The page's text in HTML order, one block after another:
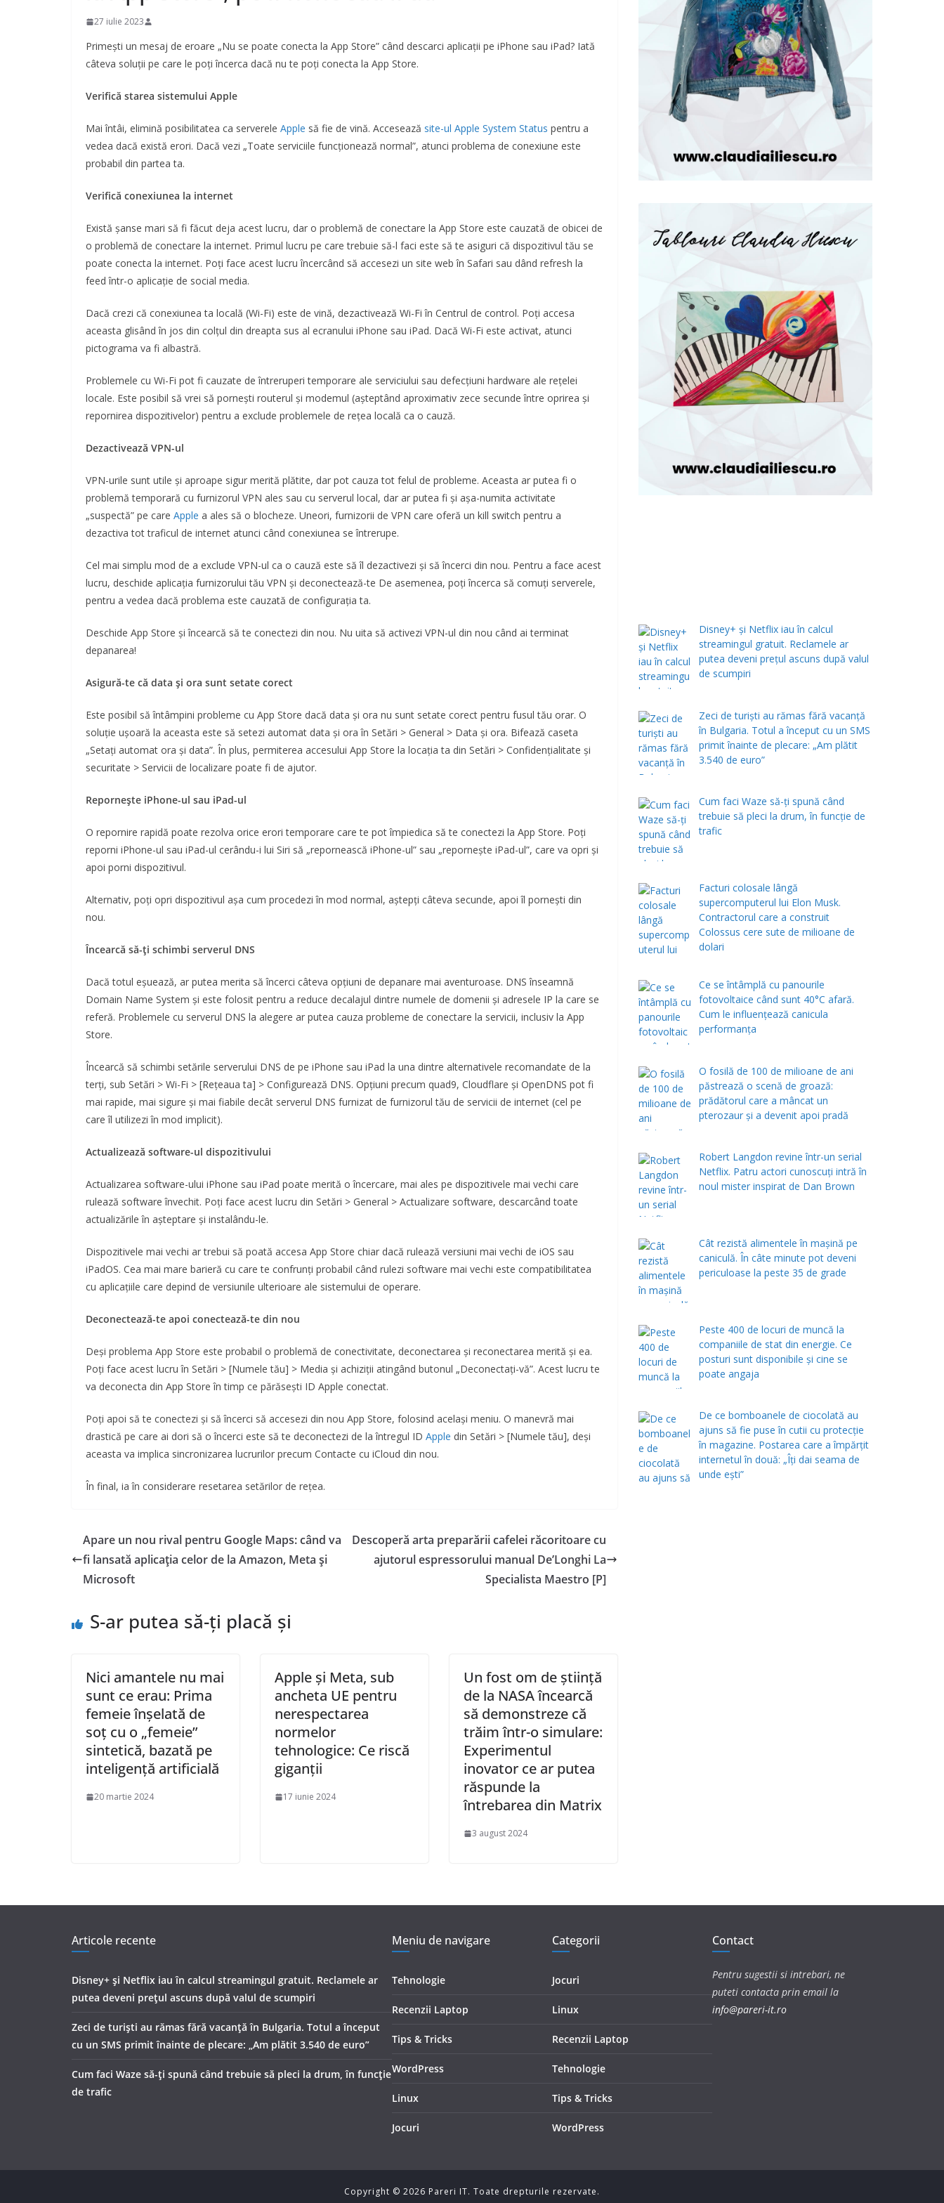
27 iulie 2023
Primești un mesaj de eroare „Nu se poate conecta la App Store” când descarci aplicații pe iPhone sau iPad? Iată
câteva soluții pe care le poți încerca dacă nu te poți conecta la App Store.
Verifică starea sistemului Apple
Mai întâi, elimină posibilitatea ca serverele Apple să fie de vină. Accesează site-ul Apple System Status pentru a
vedea dacă există erori. Dacă vezi „Toate serviciile funcționează normal”, atunci problema de conexiune este
probabil din partea ta.
Verifică conexiunea la internet
Există șanse mari să fi făcut deja acest lucru, dar o problemă de conectare la App Store este cauzată de obicei de
o problemă de conectare la internet. Primul lucru pe care trebuie să-l faci este să te asiguri că dispozitivul tău se
poate conecta la internet. Poți face acest lucru încercând să accesezi un site web în Safari sau dând refresh la
feed într-o aplicație de social media.
Dacă crezi că conexiunea ta locală (Wi-Fi) este de vină, dezactivează Wi-Fi în Centrul de control. Poți accesa
aceasta glisând în jos din colțul din dreapta sus al ecranului iPhone sau iPad. Dacă Wi-Fi este activat, atunci
pictograma va fi albastră.
Problemele cu Wi-Fi pot fi cauzate de întreruperi temporare ale serviciului sau defecțiuni hardware ale rețelei
locale. Este posibil să vrei să pornești routerul și modemul (așteptând aproximativ zece secunde între oprirea și
repornirea dispozitivelor) pentru a exclude problemele de rețea locală ca o cauză.
Dezactivează VPN-ul
VPN-urile sunt utile și aproape sigur merită plătite, dar pot cauza tot felul de probleme. Aceasta ar putea fi o
problemă temporară cu furnizorul VPN ales sau cu serverul local, dar ar putea fi și așa-numita activitate
„suspectă” pe care Apple a ales să o blocheze. Uneori, furnizorii de VPN care oferă un kill switch pentru a
dezactiva tot traficul de internet atunci când conexiunea se întrerupe.
Cel mai simplu mod de a exclude VPN-ul ca o cauză este să îl dezactivezi și să încerci din nou. Pentru a face acest
lucru, deschide aplicația furnizorului tău VPN și deconectează-te De asemenea, poți încerca să comuți serverele,
pentru a vedea dacă problema este cauzată de configurația ta.
Deschide App Store și încearcă să te conectezi din nou. Nu uita să activezi VPN-ul din nou când ai terminat
depanarea!
Asigură-te că data și ora sunt setate corect
Este posibil să întâmpini probleme cu App Store dacă data și ora nu sunt setate corect pentru fusul tău orar. O
soluție ușoară la aceasta este să setezi automat data și ora în Setări > General > Data și ora. Bifează caseta
„Setați automat ora și data”. În plus, permiterea accesului App Store la locația ta din Setări > Confidențialitate și
securitate > Servicii de localizare poate fi de ajutor.
Repornește iPhone-ul sau iPad-ul
O repornire rapidă poate rezolva orice erori temporare care te pot împiedica să te conectezi la App Store. Poți
reporni iPhone-ul sau iPad-ul cerându-i lui Siri să „repornească iPhone-ul” sau „repornește iPad-ul”, care va opri și
apoi porni dispozitivul.
Alternativ, poți opri dispozitivul așa cum procedezi în mod normal, aștepți câteva secunde, apoi îl pornești din
nou.
Încearcă să-ți schimbi serverul DNS
Dacă totul eșuează, ar putea merita să încerci câteva opțiuni de depanare mai aventuroase. DNS înseamnă
Domain Name System și este folosit pentru a reduce decalajul dintre numele de domenii și adresele IP la care se
referă. Problemele cu serverul DNS la alegere ar putea cauza probleme de conectare la servicii, inclusiv la App
Store.
Încearcă să schimbi setările serverului DNS de pe iPhone sau iPad la una dintre alternativele recomandate de la
terți, sub Setări > Wi-Fi > [Rețeaua ta] > Configurează DNS. Opțiuni precum quad9, Cloudflare și OpenDNS pot fi
mai rapide, mai sigure și mai fiabile decât serverul DNS furnizat de furnizorul tău de servicii de internet (cel pe
care îl utilizezi în mod implicit).
Actualizează software-ul dispozitivului
Actualizarea software-ului iPhone sau iPad poate merită o încercare, mai ales pe dispozitivele mai vechi care
rulează software învechit. Poți face acest lucru din Setări > General > Actualizare software, descarcând toate
actualizările în așteptare și instalându-le.
Dispozitivele mai vechi ar trebui să poată accesa App Store chiar dacă rulează versiuni mai vechi de iOS sau
iPadOS. Cea mai mare barieră cu care te confrunți probabil când rulezi software mai vechi este compatibilitatea
cu aplicațiile care depind de versiunile ulterioare ale sistemului de operare.
Deconectează-te apoi conectează-te din nou
Deși problema App Store este probabil o problemă de conectivitate, deconectarea și reconectarea merită și ea.
Poți face acest lucru în Setări > [Numele tău] > Media și achiziții atingând butonul „Deconectați-vă”. Acest lucru te
va deconecta din App Store în timp ce părăsești ID Apple conectat.
Poți apoi să te conectezi și să încerci să accesezi din nou App Store, folosind același meniu. O manevră mai
drastică pe care ai dori să o încerci este să te deconectezi de la întregul ID Apple din Setări > [Numele tău], deși
aceasta va implica sincronizarea lucrurilor precum Contacte cu iCloud din nou.
În final, ia în considerare resetarea setărilor de rețea.
Apare un nou rival pentru Google Maps: când va
fi lansată aplicația celor de la Amazon, Meta și
Microsoft
Descoperă arta preparării cafelei răcoritoare cu
ajutorul espressorului manual De’Longhi La
Specialista Maestro [P]
S-ar putea să-ți placă și
Nici amantele nu mai
sunt ce erau: Prima
femeie înșelată de
soț cu o „femeie”
sintetică, bazată pe
inteligență artificială
20 martie 2024
Apple și Meta, sub
ancheta UE pentru
nerespectarea
normelor
tehnologice: Ce riscă
giganții
17 iunie 2024
Un fost om de știință
de la NASA încearcă
să demonstreze că
trăim într-o simulare:
Experimentul
inovator ce ar putea
răspunde la
întrebarea din Matrix
3 august 2024
Disney+ și Netflix iau în calcul
streamingul gratuit. Reclamele ar
putea deveni prețul ascuns după valul
de scumpiri
Zeci de turiști au rămas fără vacanță
în Bulgaria. Totul a început cu un SMS
primit înainte de plecare: „Am plătit
3.540 de euro”
Cum faci Waze să-ți spună când
trebuie să pleci la drum, în funcție de
trafic
Facturi colosale lângă
supercomputerul lui Elon Musk.
Contractorul care a construit
Colossus cere sute de milioane de
dolari
Ce se întâmplă cu panourile
fotovoltaice când sunt 40°C afară.
Cum le influențează canicula
performanța
O fosilă de 100 de milioane de ani
păstrează o scenă de groază:
prădătorul care a mâncat un
pterozaur și a devenit apoi pradă
Robert Langdon revine într-un serial
Netflix. Patru actori cunoscuți intră în
noul mister inspirat de Dan Brown
Cât rezistă alimentele în mașină pe
caniculă. În câte minute pot deveni
periculoase la peste 35 de grade
Peste 400 de locuri de muncă la
companiile de stat din energie. Ce
posturi sunt disponibile și cine se
poate angaja
De ce bomboanele de ciocolată au
ajuns să fie puse în cutii cu protecţie
în magazine. Postarea care a împărţit
internetul în două: „Îţi dai seama de
unde eşti”
Articole recente
Disney+ și Netflix iau în calcul streamingul gratuit. Reclamele ar
putea deveni prețul ascuns după valul de scumpiri
Zeci de turiști au rămas fără vacanță în Bulgaria. Totul a început
cu un SMS primit înainte de plecare: „Am plătit 3.540 de euro”
Cum faci Waze să-ți spună când trebuie să pleci la drum, în funcție
de trafic
Meniu de navigare
Tehnologie
Recenzii Laptop
Tips & Tricks
WordPress
Linux
Jocuri
Categorii
Jocuri
Linux
Recenzii Laptop
Tehnologie
Tips & Tricks
WordPress
Contact
Pentru sugestii si intrebari, ne
puteti contacta prin email la
info@pareri-it.ro
Copyright © 2026 Pareri IT. Toate drepturile rezervate.